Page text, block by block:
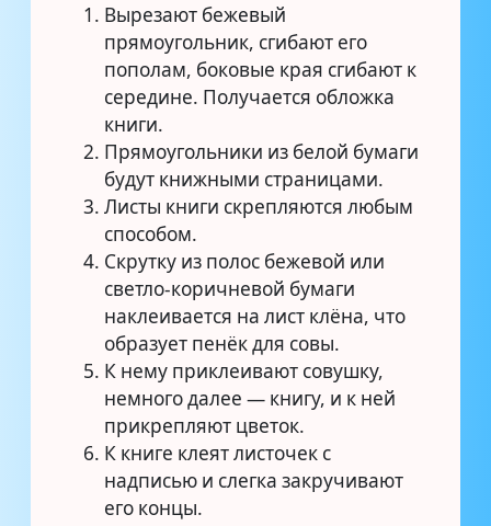
Вырезают бежевый
прямоугольник, сгибают его
пополам, боковые края сгибают к
середине. Получается обложка
книги.
Прямоугольники из белой бумаги
будут книжными страницами.
Листы книги скрепляются любым
способом.
Скрутку из полос бежевой или
светло-коричневой бумаги
наклеивается на лист клёна, что
образует пенёк для совы.
К нему приклеивают совушку,
немного далее — книгу, и к ней
прикрепляют цветок.
К книге клеят листочек с
надписью и слегка закручивают
его концы.